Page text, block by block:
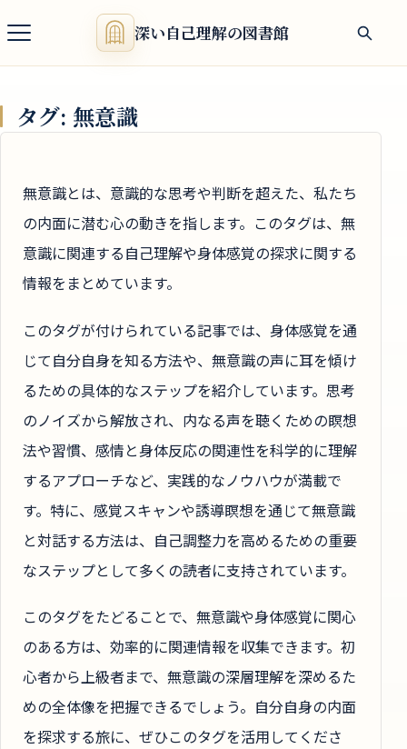
深い自己理解の図書館
タグ: 無意識
無意識とは、意識的な思考や判断を超えた、私たち
の内面に潜む心の動きを指します。このタグは、無
意識に関連する自己理解や身体感覚の探求に関する
情報をまとめています。
このタグが付けられている記事では、身体感覚を通
じて自分自身を知る方法や、無意識の声に耳を傾け
るための具体的なステップを紹介しています。思考
のノイズから解放され、内なる声を聴くための瞑想
法や習慣、感情と身体反応の関連性を科学的に理解
するアプローチなど、実践的なノウハウが満載で
す。特に、感覚スキャンや誘導瞑想を通じて無意識
と対話する方法は、自己調整力を高めるための重要
なステップとして多くの読者に支持されています。
このタグをたどることで、無意識や身体感覚に関心
のある方は、効率的に関連情報を収集できます。初
心者から上級者まで、無意識の深層理解を深めるた
めの全体像を把握できるでしょう。自分自身の内面
を探求する旅に、ぜひこのタグを活用してくださ